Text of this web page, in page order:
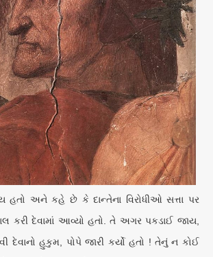
અને કહે છે કે દાન્તેના વિરોધીઓ સત્તા પર
કરી દેવામાં આવ્યો હતો. તે અગર પકડાઈ જાય,
દેવાનો હુકુમ, પોપે જારી કર્યો હતો ! તેનું ન કોઈ